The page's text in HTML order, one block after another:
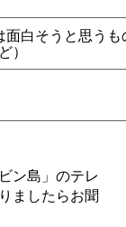
白そうと思うも
）
ン島」のテレ
ましたらお聞